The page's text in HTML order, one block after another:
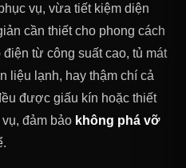
vụ, vừa tiết kiệm diện
cần thiết cho phong cách
từ công suất cao, tủ mát
liệu lạnh, hay thậm chí cả
được giấu kín hoặc thiết
đảm bảo không phá vỡ